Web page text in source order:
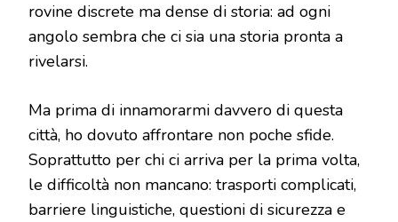
rovine discrete ma dense di storia: ad ogni
angolo sembra che ci sia una storia pronta a
rivelarsi.
Ma prima di innamorarmi davvero di questa
città, ho dovuto affrontare non poche sfide.
Soprattutto per chi ci arriva per la prima volta,
le difficoltà non mancano: trasporti complicati,
barriere linguistiche, questioni di sicurezza e